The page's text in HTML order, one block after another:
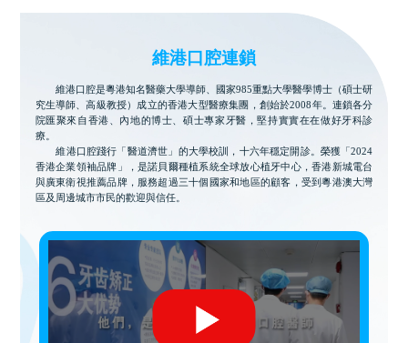
維港口腔連鎖
維港口腔是粵港知名醫藥大學導師、國家985重點大學醫學博士（碩士研
究生導師、高級教授）成立的香港大型醫療集團，創始於2008年。連鎖各分
院匯聚來自香港、內地的博士、碩士專家牙醫，堅持實實在在做好牙科診
療。
維港口腔踐行「醫道濟世」的大學校訓，十六年穩定開診。榮獲「2024
香港企業領袖品牌」，是諾貝爾種植系統全球放心植牙中心，香港新城電台
與廣東衛視推薦品牌，服務超過三十個國家和地區的顧客，受到粵港澳大灣
區及周邊城市市民的歡迎與信任。